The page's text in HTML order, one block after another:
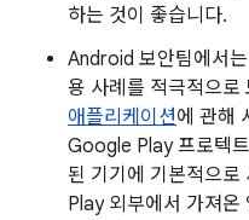
하는 것이 좋습니다.
Android 보안팀에서는
용 사례를 적극적으로
애플리케이션에 관해
Google Play 프로텍
된 기기에 기본적으
Play 외부에서 가져온